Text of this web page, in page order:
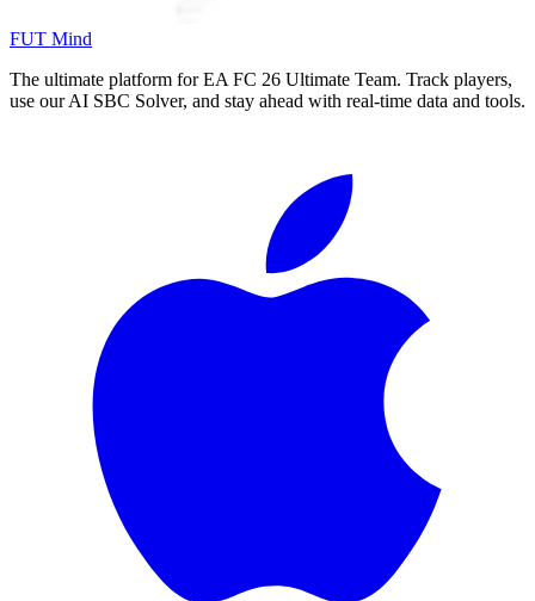
FUT Mind
The ultimate platform for EA FC 26 Ultimate Team. Track players,
use our AI SBC Solver, and stay ahead with real-time data and tools.